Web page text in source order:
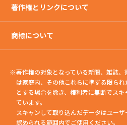
著作権とリンクについて
商標について
著作権の対象となっている新聞、雑誌
は家庭内、 その他これらに準ずる限ら
とする場合を除き、権利者に無断でス
ています。
スキャンして取り込んだデータはユー
認められる範囲内でご使用ください。